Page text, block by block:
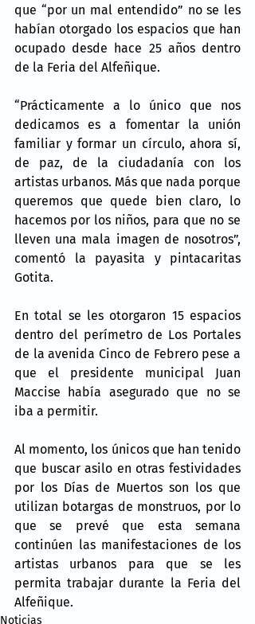
que “por un mal entendido” no se les
habían otorgado los espacios que han
ocupado desde hace 25 años dentro
de la Feria del Alfeñique.
“Prácticamente a lo único que nos
dedicamos es a fomentar la unión
familiar y formar un círculo, ahora sí,
de paz, de la ciudadanía con los
artistas urbanos. Más que nada porque
queremos que quede bien claro, lo
hacemos por los niños, para que no se
lleven una mala imagen de nosotros”,
comentó la payasita y pintacaritas
Gotita.
En total se les otorgaron 15 espacios
dentro del perímetro de Los Portales
de la avenida Cinco de Febrero pese a
que el presidente municipal Juan
Maccise había asegurado que no se
iba a permitir.
Al momento, los únicos que han tenido
que buscar asilo en otras festividades
por los Días de Muertos son los que
utilizan botargas de monstruos, por lo
que se prevé que esta semana
continúen las manifestaciones de los
artistas urbanos para que se les
permita trabajar durante la Feria del
Alfeñique.
Noticias